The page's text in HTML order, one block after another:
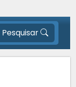
Pesquisar